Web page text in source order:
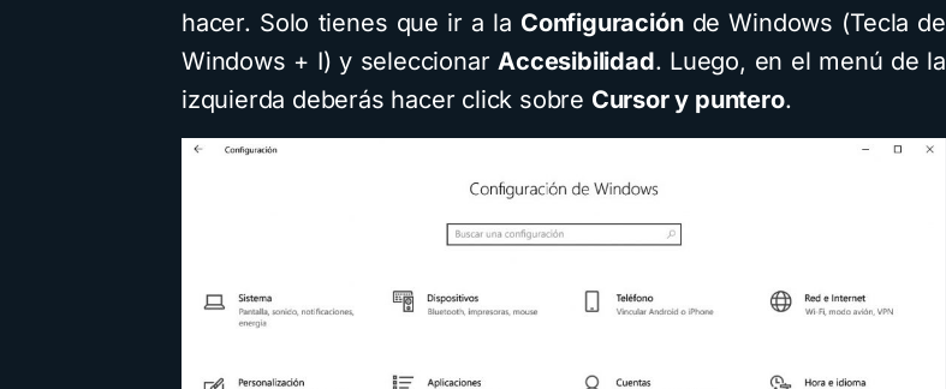
hacer. Solo tienes que ir a la Configuraciónde Windows (Tecla de
Windows + I) y seleccionarAccesibilidad. Luego, en el menú de la
izquierda deberás hacer click sobre Cursor y puntero.